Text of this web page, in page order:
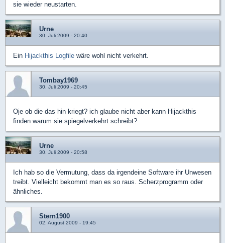
sie wieder neustarten.
Urne
30. Juli 2009 - 20:40
Ein Hijackthis Logfile wäre wohl nicht verkehrt.
Tombay1969
30. Juli 2009 - 20:45
Oje ob die das hin kriegt? ich glaube nicht aber kann Hijackthis
finden warum sie spiegelverkehrt schreibt?
Urne
30. Juli 2009 - 20:58
Ich hab so die Vermutung, dass da irgendeine Software ihr Unwesen
treibt. Vielleicht bekommt man es so raus. Scherzprogramm oder
ähnliches.
Stern1900
02. August 2009 - 19:45